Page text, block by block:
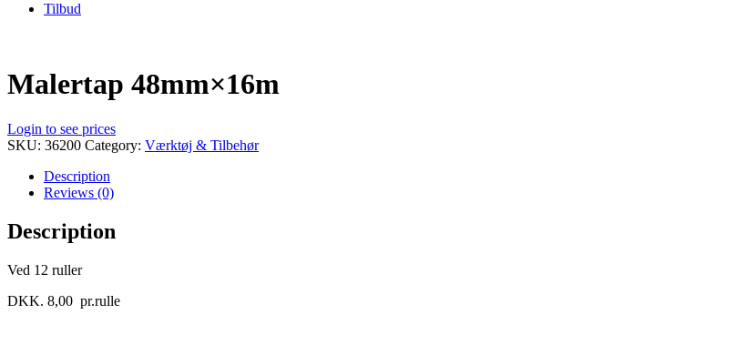
Tilbud
Malertap 48mm×16m
Login to see prices
SKU: 36200 Category: Værktøj & Tilbehør
Description
Reviews (0)
Description
Ved 12 ruller
DKK. 8,00 pr.rulle